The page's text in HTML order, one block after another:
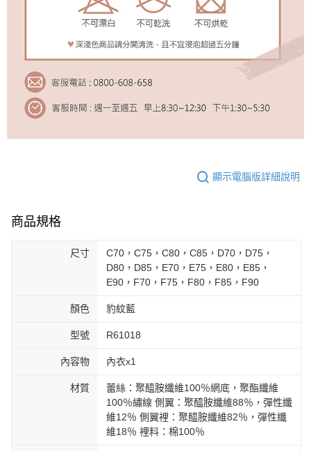
顯示電腦版詳細說明
商品規格
尺寸
C70，C75，C80，C85，D70，D75，
D80，D85，E70，E75，E80，E85，
E90，F70，F75，F80，F85，F90
顏色 豹紋藍
型號 R61018
內容物 內衣x1
材質
蕾絲：聚醯胺纖維100％網底，聚酯纖維
100％繡線 側翼：聚醯胺纖維88％，彈性纖
維12％ 側翼裡：聚醯胺纖維82％，彈性纖
維18％ 裡料：棉100％